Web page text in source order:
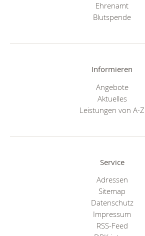
Ehrenamt
Blutspende
Informieren
Angebote
Aktuelles
Leistungen von A-Z
Service
Adressen
Sitemap
Datenschutz
Impressum
RSS-Feed